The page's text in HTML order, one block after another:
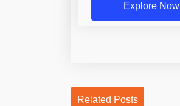
Explore Now
Related Posts